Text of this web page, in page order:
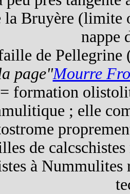
Bruyère (limite
nappe
de Pellegrine
page"Mourre
= formation
; elle
de
à Nummulites